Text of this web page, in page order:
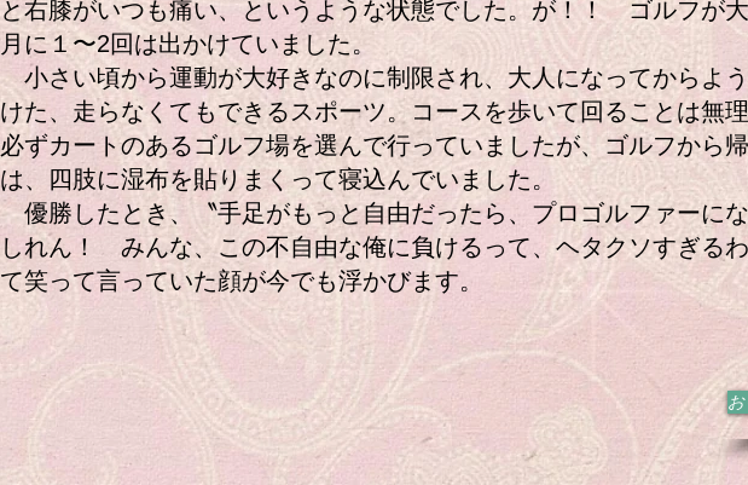
と右膝がいつも痛い、というような状態でした。が！！ ゴルフが大
月に１〜2回は出かけていました。
小さい頃から運動が大好きなのに制限され、大人になってからよ
けた、走らなくてもできるスポーツ。コースを歩いて回ることは無
必ずカートのあるゴルフ場を選んで行っていましたが、ゴルフから
は、四肢に湿布を貼りまくって寝込んでいました。
優勝したとき、〝手足がもっと自由だったら、プロゴルファーに
しれん！ みんな、この不自由な俺に負けるって、ヘタクソすぎる
て笑って言っていた顔が今でも浮かびます。